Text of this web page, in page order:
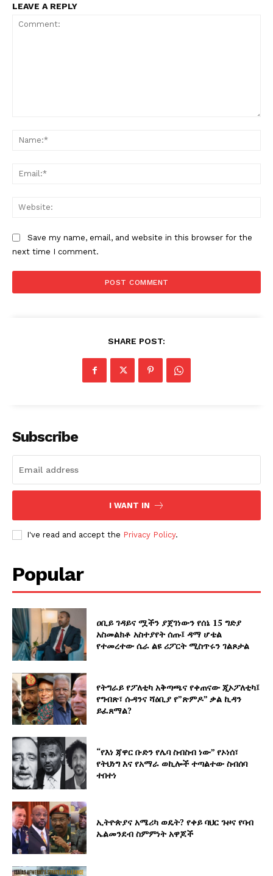
LEAVE A REPLY
Save my name, email, and website in this browser for the
next time I comment.
SHARE POST:
Subscribe
I WANT IN
I've read and accept the Privacy Policy.
Popular
ዐቢይ ገዳይና ሟችን ያጀገነውን የሰኔ 15 ግድያ
አስመልክቶ አስተያየት ሰጡ፤ ዳማ ሆቴል
የተመረተው ሴራ ልዩ ሪፖርት ሚስጥሩን ገልጾታል
የትግራይ የፖለቲካ አቅጣጫና የቀጠናው ጂኦፖለቲካ፤
የግብጽ፣ ሱዳንና ሻዕቢያ የ”ጽምዶ” ቃል ኪዳን
ይፈጸማል?
“የእነ ጃዋር ቡድን የሌባ ስብስብ ነው” የኦነሰ፣
የትህነግ እና የአማራ ወኪሎች ተጣልተው ስብሰባ
ተበተነ
ኢትዮጵያና አሜሪካ ወዴት? የቀይ ባህር ጉዞና የባብ
ኤልመንደብ ስምምነት አዋጆች